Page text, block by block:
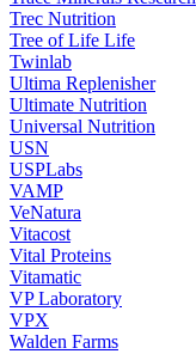
Trec Nutrition
Tree of Life Life
Twinlab
Ultima Replenisher
Ultimate Nutrition
Universal Nutrition
USN
USPLabs
VAMP
VeNatura
Vitacost
Vital Proteins
Vitamatic
VP Laboratory
VPX
Walden Farms